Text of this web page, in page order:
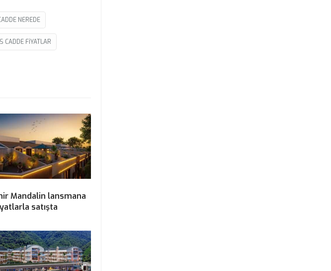
NEREDE
CADDE FIYATLAR
Mandalin lansmana
satışta